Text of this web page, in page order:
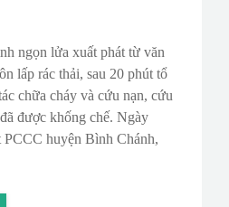
ngọn lửa xuất phát từ văn
lấp rác thải, sau 20 phút tổ
chữa cháy và cứu nạn, cứu
được khống chế. Ngày
PCCC huyện Bình Chánh,